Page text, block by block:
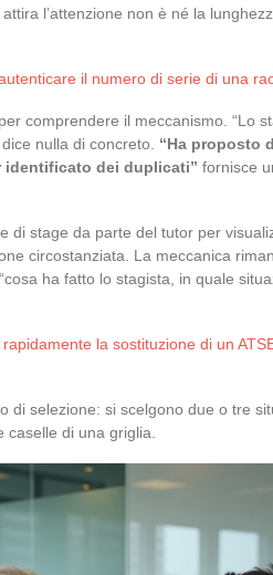
l’attenzione non è né la
il numero di serie di una
comprendere il meccanismo. “Lo
nulla di concreto. “Ha proposto
dei duplicati” fornisce
di stage da parte del tutor per
circostanziata. La meccanica
ha fatto lo stagista, in quale
la sostituzione di un
di selezione: si scelgono due o tre
di una griglia.